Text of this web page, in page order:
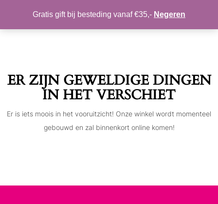
Toggle
MIJN ACCOUNT VERLANGLIJST
ER ZIJN GEWELDIGE DINGEN
IN HET VERSCHIET
Er is iets moois in het vooruitzicht! Onze winkel wordt momenteel
gebouwd en zal binnenkort online komen!
Gratis gift bij besteding vanaf €35,- Negeren